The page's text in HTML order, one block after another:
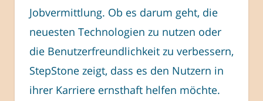
Jobvermittlung. Ob es darum geht, die
neuesten Technologien zu nutzen oder
die Benutzerfreundlichkeit zu verbessern,
StepStone zeigt, dass es den Nutzern in
ihrer Karriere ernsthaft helfen möchte.